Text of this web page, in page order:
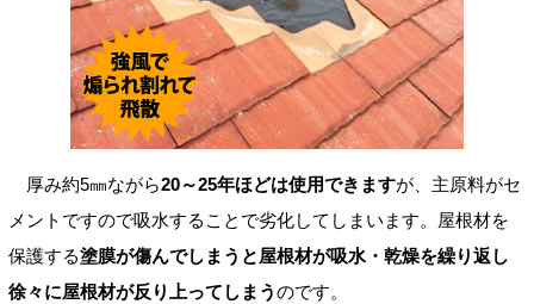
厚み約5㎜ながら20～25年ほどは使用できますが、主原料がセ
メントですので吸水することで劣化してしまいます。屋根材を
保護する塗膜が傷んでしまうと屋根材が吸水・乾燥を繰り返し
徐々に屋根材が反り上ってしまうのです。